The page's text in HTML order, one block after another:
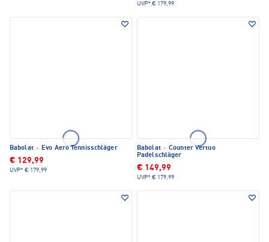
UVP* € 179,99
Babolat · Evo Aero Tennisschläger
€ 129,99
UVP* € 179,99
Babolat · Counter Vertuo
Padelschläger
€ 149,99
UVP* € 179,99